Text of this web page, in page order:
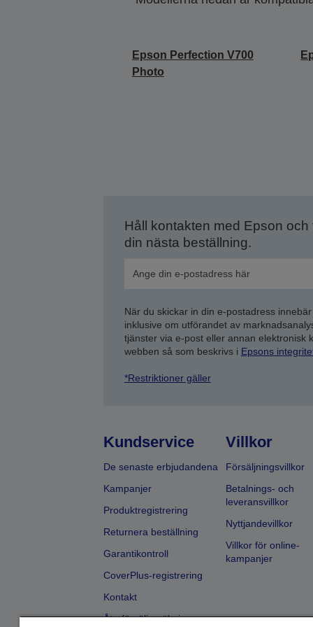
Epson Perfection V700
Photo
Håll kontakten med Epson
din nästa beställning.
När du skickar in din e-postadress
inklusive om utförandet av
tjänster via e-post eller annan elektronisk
webben så som beskrivs i Epsons
*Restriktioner gäller
Kundservice
De senaste erbjudandena
Kampanjer
Produktregistrering
Returnera beställning
Garantikontroll
CoverPlus-registrering
Kontakt
Återförsäljarsökning
Villkor
Försäljningsvillkor
Betalnings- och
leveransvillkor
Nyttjandevillkor
Villkor för online-
kampanjer